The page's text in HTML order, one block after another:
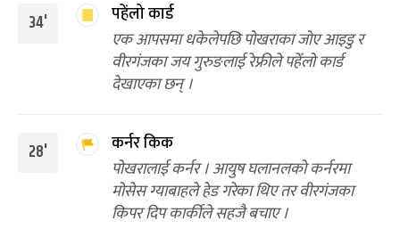
34'
पहेंलो कार्ड
एक आपसमा धकेलेपछि पोखराका जोए आइडु र
वीरगंजका जय गुरुङलाई रेफ्रीले पहेँलो कार्ड
देखाएका छन् ।
28'
कर्नर किक
पोखरालाई कर्नर । आयुष घलानलको कर्नरमा
मोसेस ग्याबाहले हेड गरेका थिए तर वीरगंजका
किपर दिप कार्कीले सहजै बचाए ।